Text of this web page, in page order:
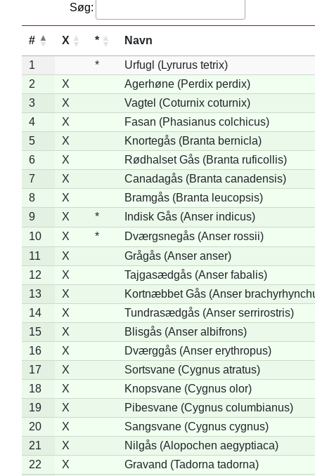
Søg:
# X * Navn
1 *
Urfugl (Lyrurus tetrix)
2
X
Agerhøne (Perdix perdix)
3
X
Vagtel (Coturnix coturnix)
4
X
Fasan (Phasianus colchicus)
5
X
Knortegås (Branta bernicla)
6
X
Rødhalset Gås (Branta ruficollis)
7
X
Canadagås (Branta canadensis)
8
X
Bramgås (Branta leucopsis)
9
X *
Indisk Gås (Anser indicus)
10
X *
Dværgsnegås (Anser rossii)
11
X
Grågås (Anser anser)
12
X
Tajgasædgås (Anser fabalis)
13
X
Kortnæbbet Gås (Anser
14
X
Tundrasædgås (Anser serrirostris)
15
X
Blisgås (Anser albifrons)
16
X
Dværggås (Anser erythropus)
17
X
Sortsvane (Cygnus atratus)
18
X
Knopsvane (Cygnus olor)
19
X
Pibesvane (Cygnus columbianus)
20
X
Sangsvane (Cygnus cygnus)
21
X
Nilgås (Alopochen aegyptiaca)
22
X
Gravand (Tadorna tadorna)